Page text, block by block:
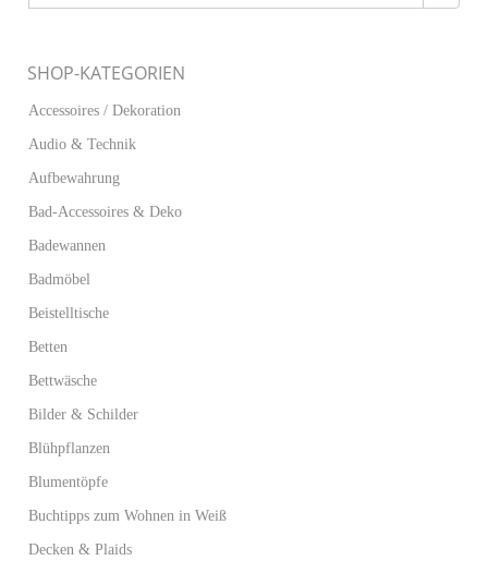
SHOP-KATEGORIEN
Accessoires / Dekoration
Audio & Technik
Aufbewahrung
Bad-Accessoires & Deko
Badewannen
Badmöbel
Beistelltische
Betten
Bettwäsche
Bilder & Schilder
Blühpflanzen
Blumentöpfe
Buchtipps zum Wohnen in Weiß
Decken & Plaids